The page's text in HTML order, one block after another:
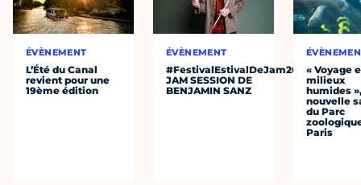
ÉVÈNEMENT
L’Été du Canal
revient pour une
19ème édition
ÉVÈNEMENT
#FestivalEstivalDeJam2026
JAM SESSION DE
BENJAMIN SANZ
« Voyage
milieux
humides
nouvelle
du Parc
Paris